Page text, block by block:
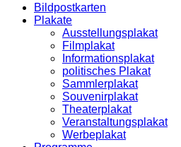
Bildpostkarten
Plakate
Ausstellungsplakat
Filmplakat
Informationsplakat
politisches Plakat
Sammlerplakat
Souvenirplakat
Theaterplakat
Veranstaltungsplakat
Werbeplakat